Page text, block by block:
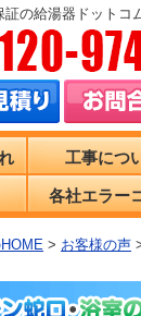
の給湯器ドットコ
工事につ
各社エラー
> お客様の声